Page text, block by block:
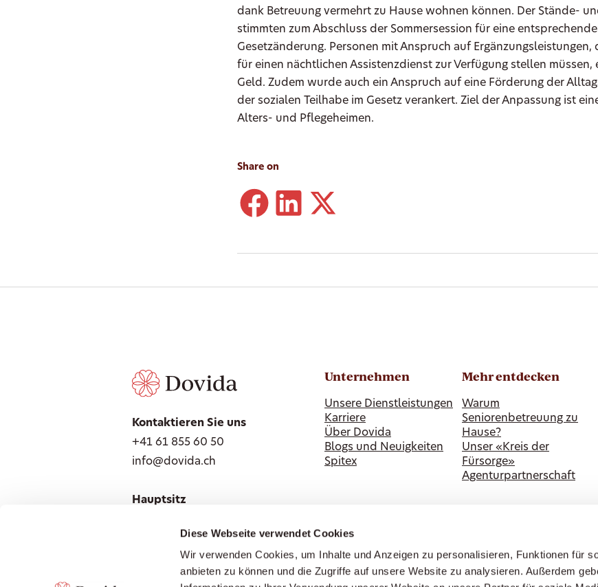
Diese Webseite verwendet Cookies
Wir verwenden Cookies, um Inhalte und Anzeigen zu personalisieren, Funktionen für
anbieten zu können und die Zugriffe auf unsere Website zu analysieren. Außerdem
dank Betreuung vermehrt zu Hause wohnen können. Der Stände-
stimmten zum Abschluss der Sommersession für eine
Gesetzänderung. Personen mit Anspruch auf Ergänzungsleistungen,
für einen nächtlichen Assistenzdienst zur Verfügung stellen müssen,
Geld. Zudem wurde auch ein Anspruch auf eine Förderung der
der sozialen Teilhabe im Gesetz verankert. Ziel der Anpassung ist
Alters- und Pflegeheimen.
Share on
Kontaktieren Sie uns
+41 61 855 60 50
info@dovida.ch
Hauptsitz
Erlenweg 3
4310 Rheinfelden
Lokale Ansprechpartner finden
Unternehmen
Unsere Dienstleistungen
Karriere
Über Dovida
Blogs und Neuigkeiten
Spitex
Mehr entdecken
Warum
Seniorenbetreuung zu
Hause?
Unser «Kreis der
Fürsorge»
Agenturpartnerschaft